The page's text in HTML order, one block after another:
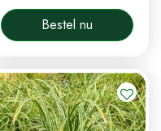
Bestel nu